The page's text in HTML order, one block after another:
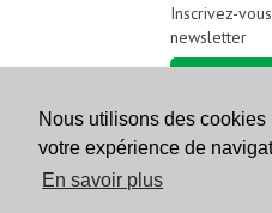
Nous utilisons des cookies
votre expérience de
En savoir plus
Inscrivez-
newsletter
Suivez-nous